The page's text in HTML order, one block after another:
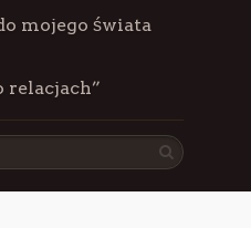
mojego świata
relacjach”